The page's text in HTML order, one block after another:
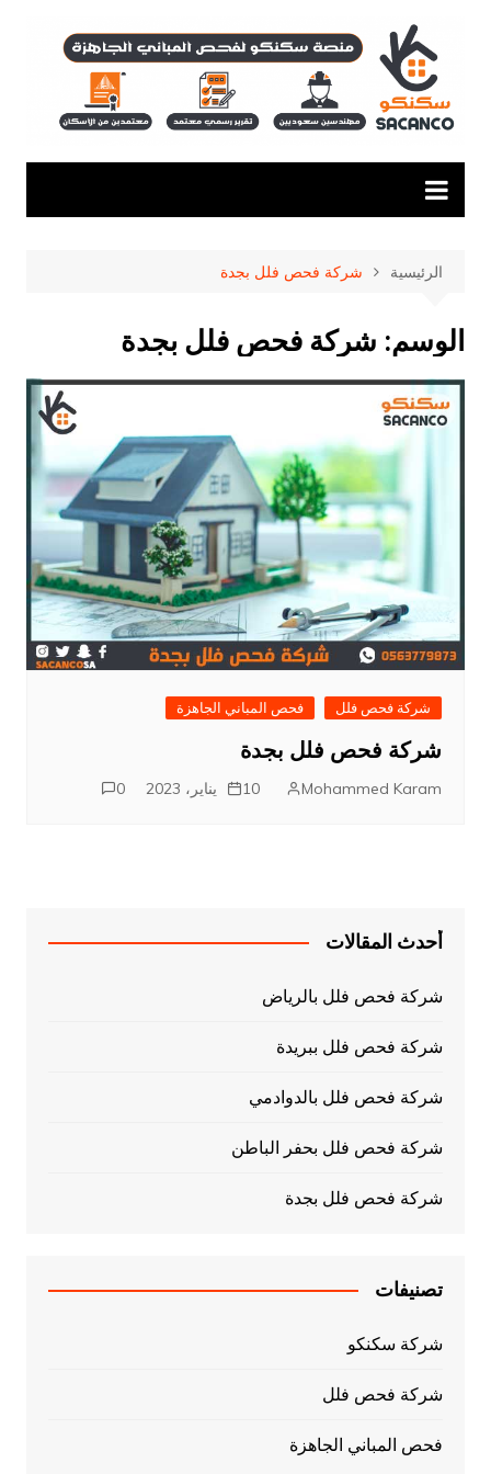
المحتوى
الرئيسية شركة فحص فلل بجدة
الوسم: شركة فحص فلل بجدة
شركة فحص فلل فحص المباني الجاهزة
شركة فحص فلل بجدة
Mohammed Karam 10 يناير، 2023 0
أحدث المقالات
شركة فحص فلل بالرياض
شركة فحص فلل ببريدة
شركة فحص فلل بالدوادمي
شركة فحص فلل بحفر الباطن
شركة فحص فلل بجدة
تصنيفات
شركة سكنكو
شركة فحص فلل
فحص المباني الجاهزة